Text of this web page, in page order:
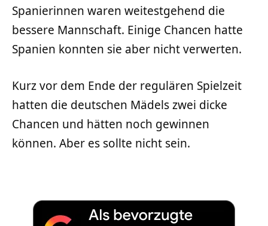
Spanierinnen waren weitestgehend die
bessere Mannschaft. Einige Chancen hatte
Spanien konnten sie aber nicht verwerten.
Kurz vor dem Ende der regulären Spielzeit
hatten die deutschen Mädels zwei dicke
Chancen und hätten noch gewinnen
können. Aber es sollte nicht sein.